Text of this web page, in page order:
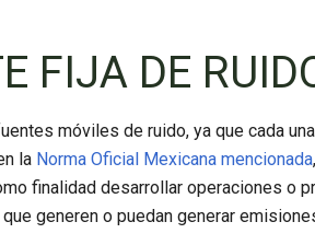
FIJA DE
móviles de ruido, ya que cada
la Norma Oficial Mexicana mencionada
finalidad desarrollar operaciones o
generen o puedan generar